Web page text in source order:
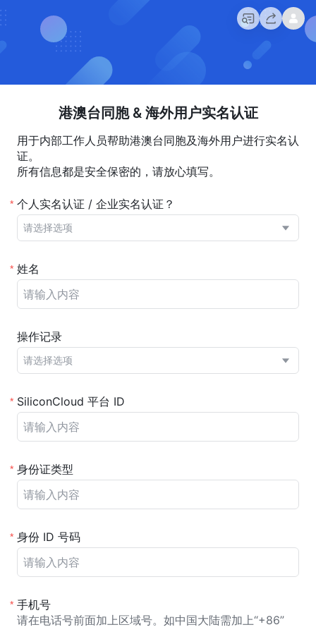
港澳台同胞 & 海外用户实名认证
用于内部工作人员帮助港澳台同胞及海外用户进行实名认
证。
所有信息都是安全保密的，请放心填写。
个人实名认证 / 企业实名认证？
*
请选择选项
姓名
*
操作记录
请选择选项
SiliconCloud 平台 ID
*
身份证类型
*
身份 ID 号码
*
手机号
*
请在电话号前面加上区域号。如中国大陆需加上“+86”